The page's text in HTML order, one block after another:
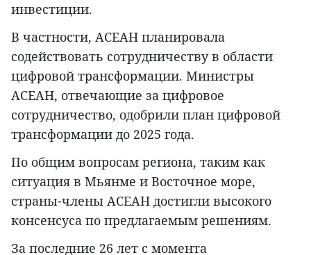
инвестиции.
В частности, АСЕАН планировала
содействовать сотрудничеству в области
цифровой трансформации. Министры
АСЕАН, отвечающие за цифровое
сотрудничество, одобрили план цифровой
трансформации до 2025 года.
По общим вопросам региона, таким как
ситуация в Мьянме и Восточное море,
страны-члены АСЕАН достигли высокого
консенсуса по предлагаемым решениям.
За последние 26 лет с момента